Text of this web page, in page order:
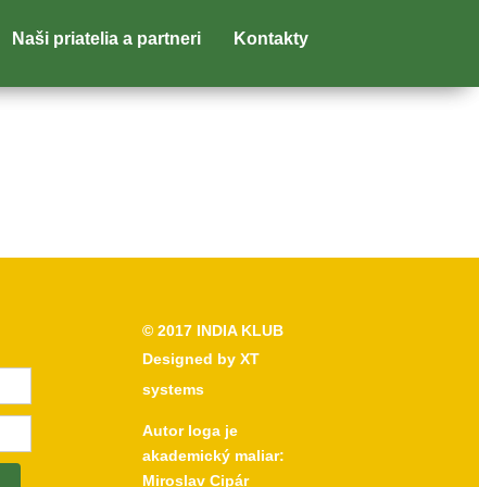
Naši priatelia a partneri Kontakty
© 2017 INDIA KLUB
Designed by XT
systems
Autor loga je
akademický maliar:
Miroslav Cipár